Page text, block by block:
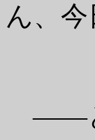
ん、
――と